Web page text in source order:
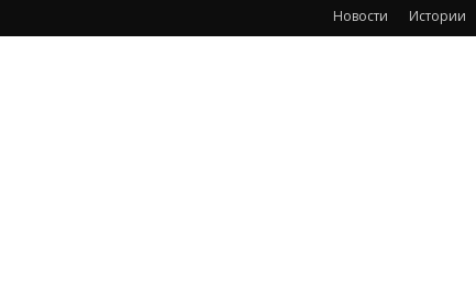
Новости Истории